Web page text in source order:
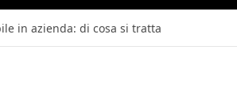
in azienda: di cosa si tratta